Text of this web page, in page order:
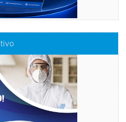
atractiva
Comprar